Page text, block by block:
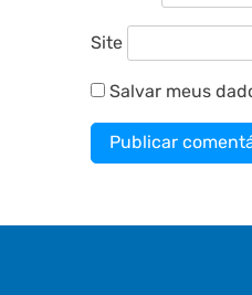
Site
Salvar meus